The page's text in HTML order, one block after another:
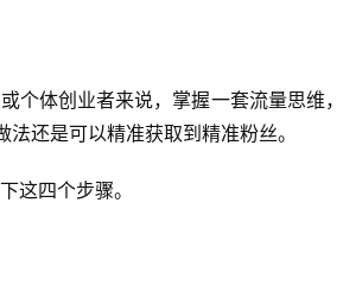
个体创业者来说，掌握一套流量思维，
还是可以精准获取到精准粉丝。
这四个步骤。